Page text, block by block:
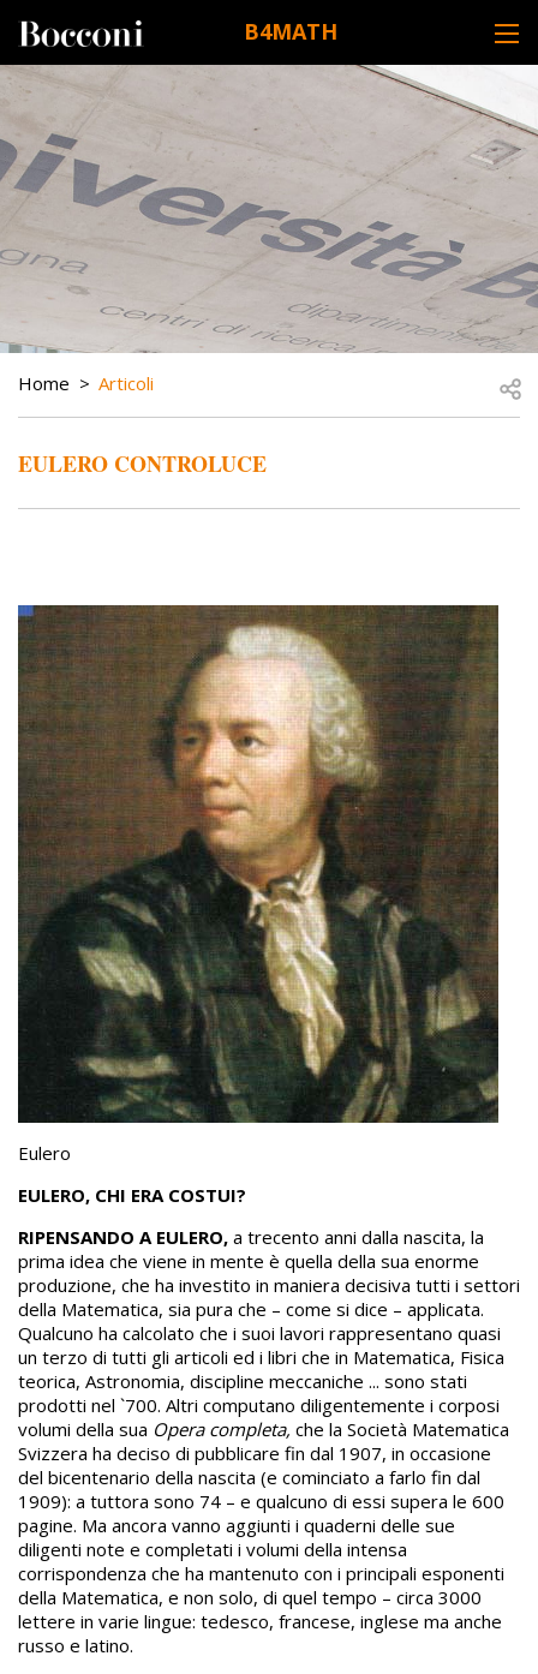
B4MATH
DESK NAVIGATION
BREADCRUMB
Home Articoli
EULERO CONTROLUCE
Eulero
EULERO, CHI ERA COSTUI?
RIPENSANDO A EULERO, a trecento anni dalla nascita, la
prima idea che viene in mente è quella della sua enorme
produzione, che ha investito in maniera decisiva tutti i settori
della Matematica, sia pura che – come si dice – applicata.
Qualcuno ha calcolato che i suoi lavori rappresentano quasi
un terzo di tutti gli articoli ed i libri che in Matematica, Fisica
teorica, Astronomia, discipline meccaniche ... sono stati
prodotti nel `700. Altri computano diligentemente i corposi
volumi della sua Opera completa, che la Società Matematica
Svizzera ha deciso di pubblicare fin dal 1907, in occasione
del bicentenario della nascita (e cominciato a farlo fin dal
1909): a tuttora sono 74 – e qualcuno di essi supera le 600
pagine. Ma ancora vanno aggiunti i quaderni delle sue
diligenti note e completati i volumi della intensa
corrispondenza che ha mantenuto con i principali esponenti
della Matematica, e non solo, di quel tempo – circa 3000
lettere in varie lingue: tedesco, francese, inglese ma anche
russo e latino.